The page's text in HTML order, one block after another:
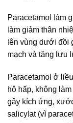
Paracetamol làm
làm giảm thân
lên vùng dưới đồi
mạch và tăng lưu
Paracetamol ở
hô hấp, không
gây kích ứng,
salicylat (vì